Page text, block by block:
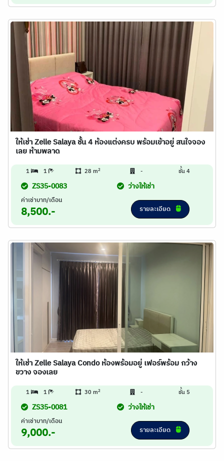
ให้เช่า Zelle Salaya ชั้น 4 ห้องแต่งครบ พร้อมเข้าอยู่ สนใจจอง
เลย ห้ามพลาด
1 1 28 m2 - ชั้น 4
ZS35-0083 ว่างให้เช่า
ค่าเช่าบาท/เดือน
8,500.- รายละเอียด
ให้เช่า Zelle Salaya Condo ห้องพร้อมอยู่ เฟอร์พร้อม กว้าง
ขวาง จองเลย
1 1 30 m2 - ชั้น 5
ZS35-0081 ว่างให้เช่า
ค่าเช่าบาท/เดือน
9,000.- รายละเอียด